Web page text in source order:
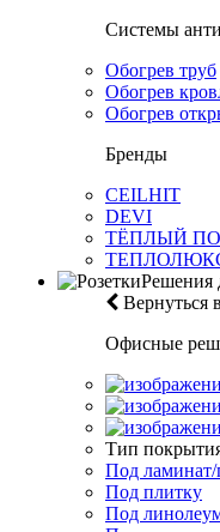
Системы
Обогрев труб
Обогрев
Обогрев
Бренды
CEILHIT
DEVI
ТЁПЛЫЙ
Решения
Вернуться
Офисные
Тип
Под ламинат/
Под плитку
Под